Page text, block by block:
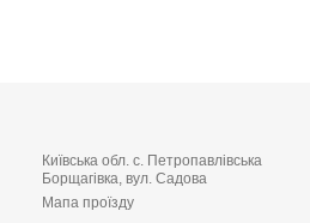
Київська обл. с. Петропавлівська
Борщагівка, вул. Садова
Мапа проїзду